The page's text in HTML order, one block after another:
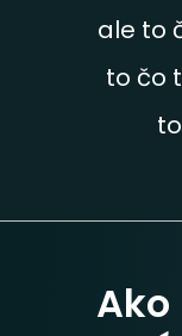
ale to
to čo